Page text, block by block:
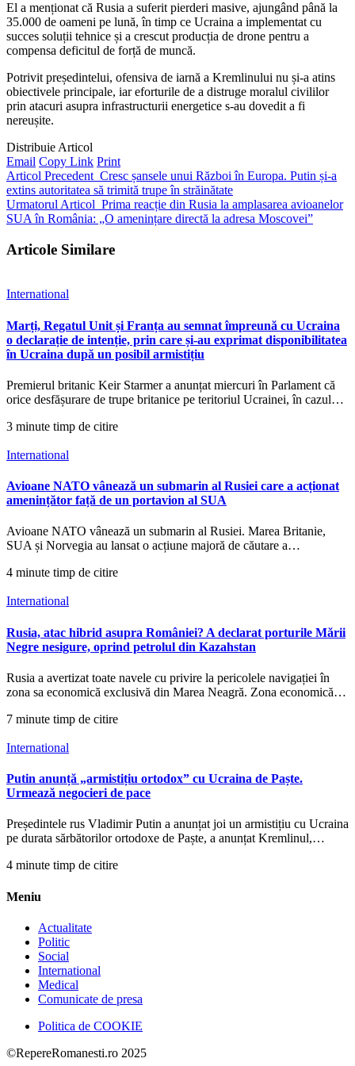
El a menționat că Rusia a suferit pierderi masive, ajungând până la
35.000 de oameni pe lună, în timp ce Ucraina a implementat cu
succes soluții tehnice și a crescut producția de drone pentru a
compensa deficitul de forță de muncă.
Potrivit președintelui, ofensiva de iarnă a Kremlinului nu și-a atins
obiectivele principale, iar eforturile de a distruge moralul civililor
prin atacuri asupra infrastructurii energetice s-au dovedit a fi
nereușite.
Distribuie Articol
Email Copy Link Print
Articol Precedent Cresc șansele unui Război în Europa. Putin și-a
extins autoritatea să trimită trupe în străinătate
Urmatorul Articol Prima reacție din Rusia la amplasarea avioanelor
SUA în România: „O amenințare directă la adresa Moscovei”
Articole Similare
International
Marți, Regatul Unit și Franța au semnat împreună cu Ucraina
o declarație de intenție, prin care și-au exprimat disponibilitatea
în Ucraina după un posibil armistițiu
Premierul britanic Keir Starmer a anunțat miercuri în Parlament că
orice desfășurare de trupe britanice pe teritoriul Ucrainei, în cazul…
3 minute timp de citire
International
Avioane NATO vânează un submarin al Rusiei care a acționat
amenințător față de un portavion al SUA
Avioane NATO vânează un submarin al Rusiei. Marea Britanie,
SUA și Norvegia au lansat o acțiune majoră de căutare a…
4 minute timp de citire
International
Rusia, atac hibrid asupra României? A declarat porturile Mării
Negre nesigure, oprind petrolul din Kazahstan
Rusia a avertizat toate navele cu privire la pericolele navigației în
zona sa economică exclusivă din Marea Neagră. Zona economică…
7 minute timp de citire
International
Putin anunță „armistițiu ortodox” cu Ucraina de Paște.
Urmează negocieri de pace
Președintele rus Vladimir Putin a anunțat joi un armistițiu cu Ucraina
pe durata sărbătorilor ortodoxe de Paște, a anunțat Kremlinul,…
4 minute timp de citire
Meniu
Actualitate
Politic
Social
International
Medical
Comunicate de presa
Politica de COOKIE
©RepereRomanesti.ro 2025